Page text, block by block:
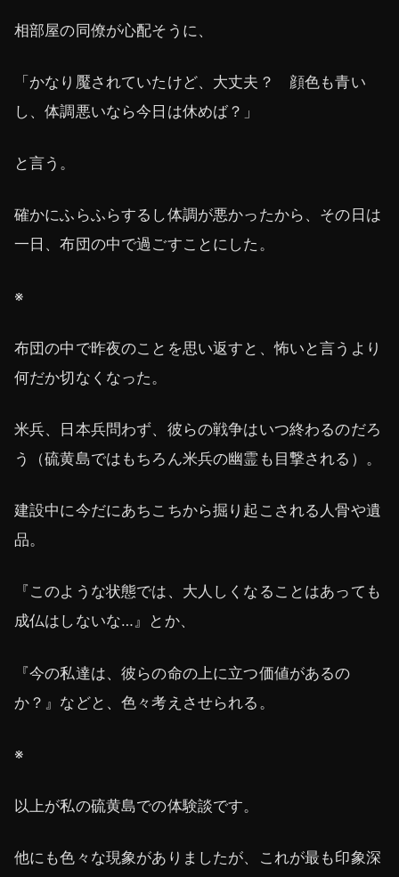
相部屋の同僚が心配そうに、
「かなり魘されていたけど、大丈夫？ 顔色も青い
し、体調悪いなら今日は休めば？」
と言う。
確かにふらふらするし体調が悪かったから、その日は
一日、布団の中で過ごすことにした。
※
布団の中で昨夜のことを思い返すと、怖いと言うより
何だか切なくなった。
米兵、日本兵問わず、彼らの戦争はいつ終わるのだろ
う（硫黄島ではもちろん米兵の幽霊も目撃される）。
建設中に今だにあちこちから掘り起こされる人骨や遺
品。
『このような状態では、大人しくなることはあっても
成仏はしないな…』とか、
『今の私達は、彼らの命の上に立つ価値があるの
か？』などと、色々考えさせられる。
※
以上が私の硫黄島での体験談です。
他にも色々な現象がありましたが、これが最も印象深